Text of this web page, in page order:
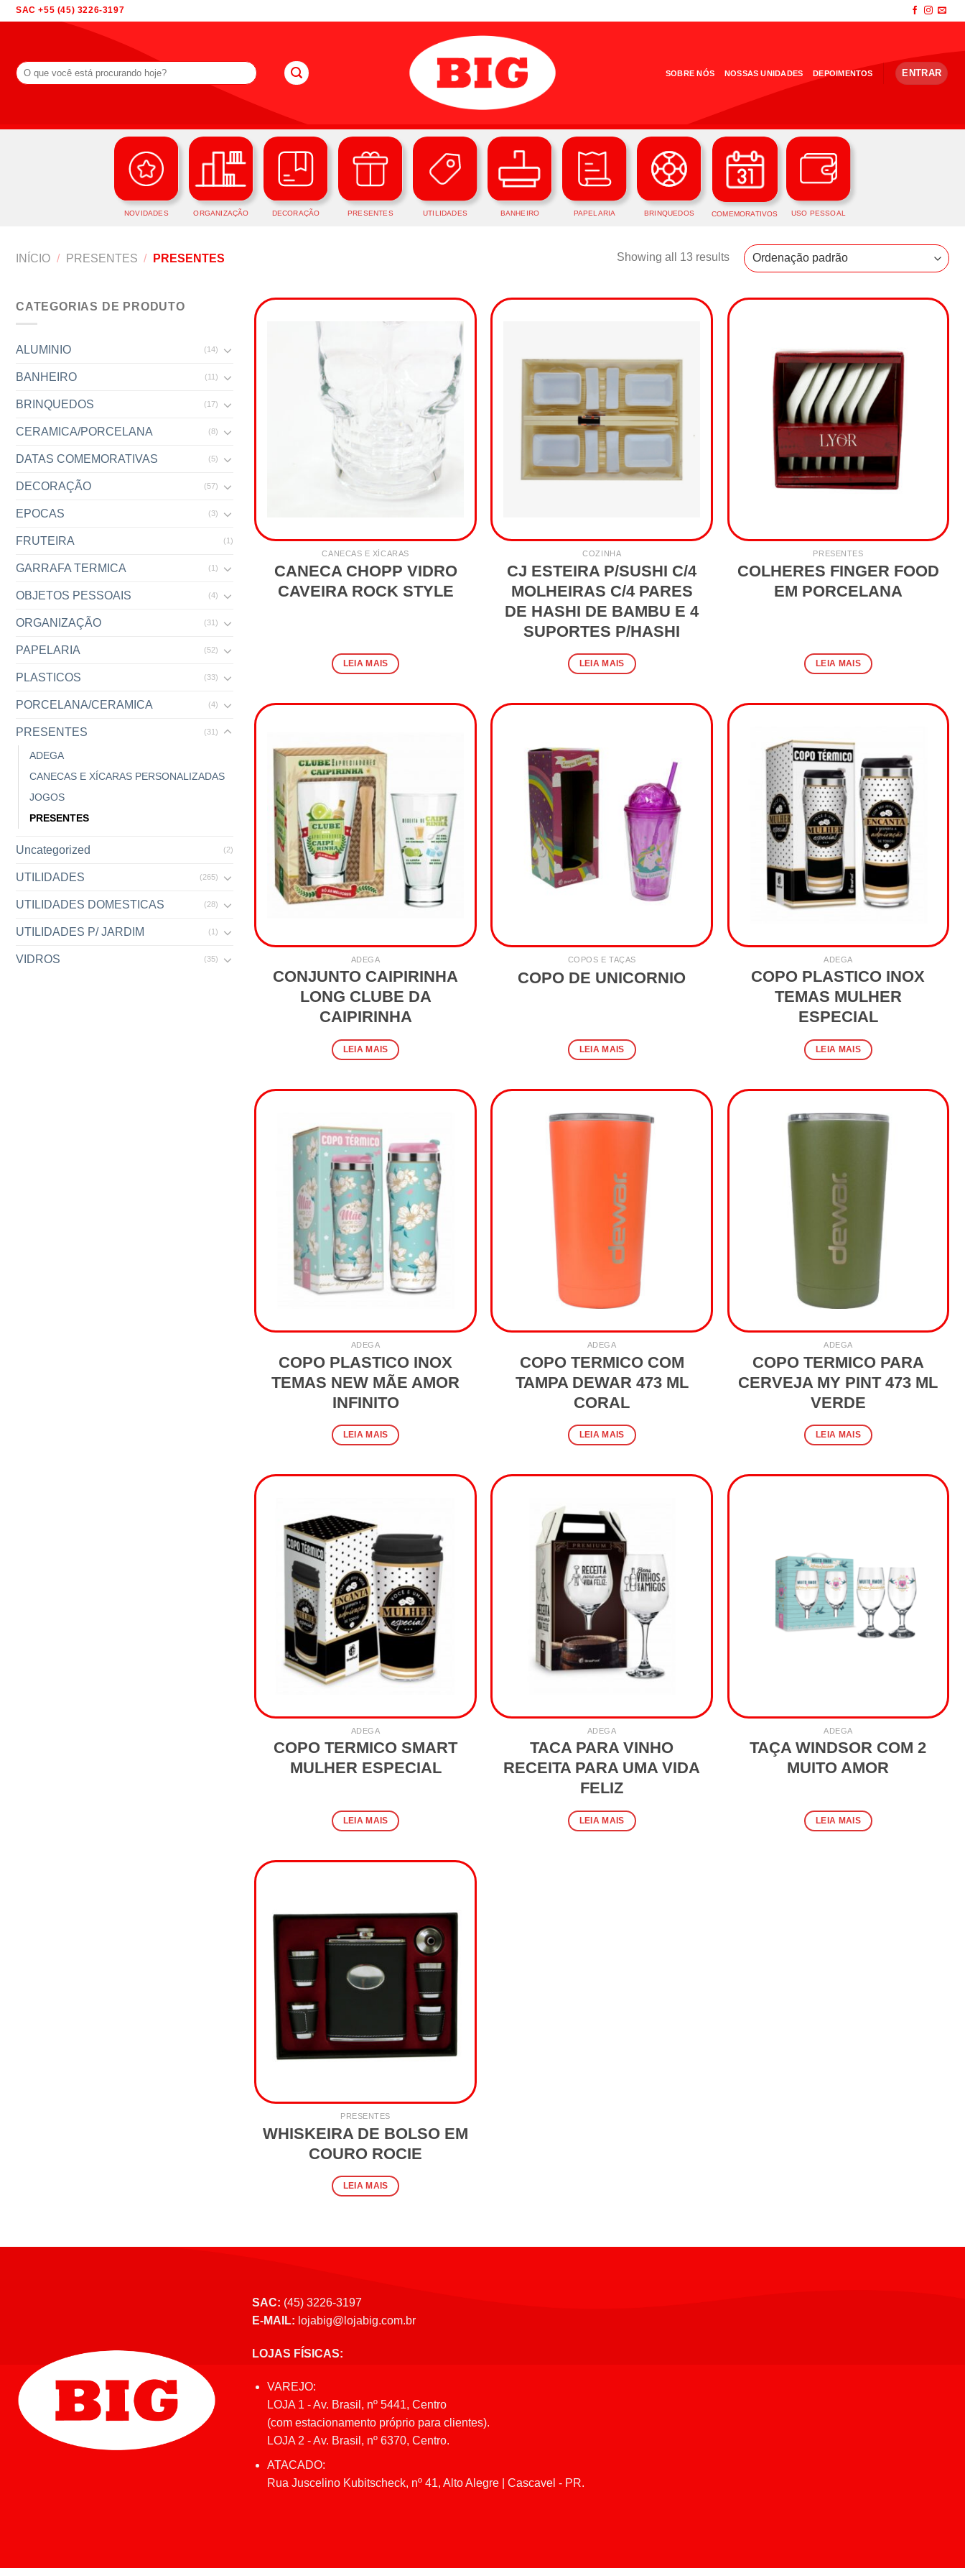
SkipSAC +55 (45) 3226-3197
Pesquisar
por:
SOBRE NÓS NOSSAS UNIDADES DEPOIMENTOS ENTRAR
NOVIDADES ORGANIZAÇÃO DECORAÇÃO PRESENTES UTILIDADES BANHEIRO PAPELARIA BRINQUEDOS COMEMORATIVOS USO PESSOAL
INÍCIO / PRESENTES / PRESENTES Showing all 13 results
CATEGORIAS DE PRODUTO
ALUMINIO (14)
BANHEIRO (11)
BRINQUEDOS (17)
CERAMICA/PORCELANA (8)
DATAS COMEMORATIVAS (5)
DECORAÇÃO (57)
EPOCAS (3)
FRUTEIRA (1)
GARRAFA TERMICA (1)
OBJETOS PESSOAIS (4)
ORGANIZAÇÃO (31)
PAPELARIA (52)
PLASTICOS (33)
PORCELANA/CERAMICA (4)
PRESENTES (31)
ADEGA
CANECAS E XÍCARAS PERSONALIZADAS
JOGOS
PRESENTES
Uncategorized (2)
UTILIDADES (265)
UTILIDADES DOMESTICAS (28)
UTILIDADES P/ JARDIM (1)
VIDROS (35)
CANECAS E XÍCARAS
CANECA CHOPP VIDRO
CAVEIRA ROCK STYLE
LEIA MAIS
COZINHA
CJ ESTEIRA P/SUSHI C/4
MOLHEIRAS C/4 PARES
DE HASHI DE BAMBU E 4
SUPORTES P/HASHI
LEIA MAIS
PRESENTES
COLHERES FINGER FOOD
EM PORCELANA
LEIA MAIS
ADEGA
CONJUNTO CAIPIRINHA
LONG CLUBE DA
CAIPIRINHA
LEIA MAIS
COPOS E TAÇAS
COPO DE UNICORNIO
LEIA MAIS
ADEGA
COPO PLASTICO INOX
TEMAS MULHER
ESPECIAL
LEIA MAIS
ADEGA
COPO PLASTICO INOX
TEMAS NEW MÃE AMOR
INFINITO
LEIA MAIS
ADEGA
COPO TERMICO COM
TAMPA DEWAR 473 ML
CORAL
LEIA MAIS
ADEGA
COPO TERMICO PARA
CERVEJA MY PINT 473 ML
VERDE
LEIA MAIS
ADEGA
COPO TERMICO SMART
MULHER ESPECIAL
LEIA MAIS
ADEGA
TACA PARA VINHO
RECEITA PARA UMA VIDA
FELIZ
LEIA MAIS
ADEGA
TAÇA WINDSOR COM 2
MUITO AMOR
LEIA MAIS
PRESENTES
WHISKEIRA DE BOLSO EM
COURO ROCIE
LEIA MAIS
SAC: (45) 3226-3197
E-MAIL: lojabig@lojabig.com.br
LOJAS FÍSICAS:
VAREJO:
LOJA 1 - Av. Brasil, nº 5441, Centro
(com estacionamento próprio para clientes).
LOJA 2 - Av. Brasil, nº 6370, Centro.
ATACADO:
Rua Juscelino Kubitscheck, nº 41, Alto Alegre | Cascavel - PR.